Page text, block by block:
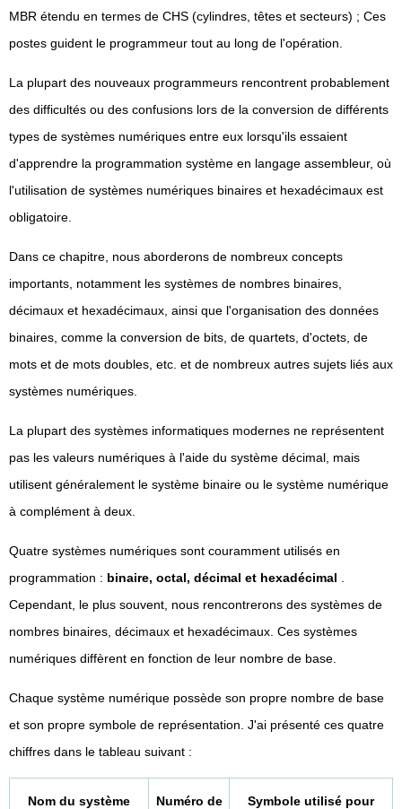
MBR étendu en termes de CHS (cylindres, têtes et secteurs) ; Ces
postes guident le programmeur tout au long de l'opération.
La plupart des nouveaux programmeurs rencontrent probablement
des difficultés ou des confusions lors de la conversion de différents
types de systèmes numériques entre eux lorsqu'ils essaient
d'apprendre la programmation système en langage assembleur, où
l'utilisation de systèmes numériques binaires et hexadécimaux est
obligatoire.
Dans ce chapitre, nous aborderons de nombreux concepts
importants, notamment les systèmes de nombres binaires,
décimaux et hexadécimaux, ainsi que l'organisation des données
binaires, comme la conversion de bits, de quartets, d'octets, de
mots et de mots doubles, etc. et de nombreux autres sujets liés aux
systèmes numériques.
La plupart des systèmes informatiques modernes ne représentent
pas les valeurs numériques à l'aide du système décimal, mais
utilisent généralement le système binaire ou le système numérique
à complément à deux.
Quatre systèmes numériques sont couramment utilisés en
programmation : binaire, octal, décimal et hexadécimal
Cependant, le plus souvent, nous rencontrerons des systèmes de
nombres binaires, décimaux et hexadécimaux. Ces systèmes
numériques diffèrent en fonction de leur nombre de base.
Chaque système numérique possède son propre nombre de base
et son propre symbole de représentation. J'ai présenté ces quatre
chiffres dans le tableau suivant :
Nom du système
Numéro de
Symbole utilisé pour